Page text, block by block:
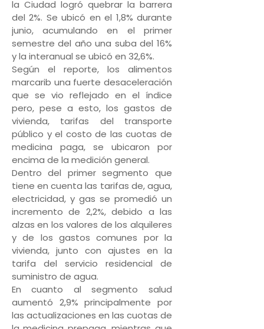
la Ciudad logró quebrar la barrera
del 2%. Se ubicó en el 1,8% durante
junio, acumulando en el primer
semestre del año una suba del 16%
y la interanual se ubicó en 32,6%.
Según el reporte, los alimentos
marcarib una fuerte desaceleración
que se vio reflejado en el índice
pero, pese a esto, los gastos de
vivienda, tarifas del transporte
público y el costo de las cuotas de
medicina paga, se ubicaron por
encima de la medición general.
Dentro del primer segmento que
tiene en cuenta las tarifas de, agua,
electricidad, y gas se promedió un
incremento de 2,2%, debido a las
alzas en los valores de los alquileres
y de los gastos comunes por la
vivienda, junto con ajustes en la
tarifa del servicio residencial de
suministro de agua.
En cuanto al segmento salud
aumentó 2,9% principalmente por
las actualizaciones en las cuotas de